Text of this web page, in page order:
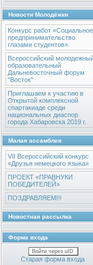
Новости Молодёжки
Конкурс работ «Социальное
предпринимательство
глазами студентов».
Всероссийский
образовательный
Дальневосточный форум
"Восток"
Приглашаем к участию в
Открытой комплексной
спартакиаде среди
национальных диаспор
города Хабаровска 2019 г.
Малая ассамблея
VII Всероссийский конкурс
«Друзья немецкого языка»
ПРОЕКТ «ПРАВНУКИ
ПОБЕДИТЕЛЕЙ»
ПОЗДРАВЛЯЕМ!!!
Новостная рассылка
Форма входа
Войти через uID
Старая форма входа